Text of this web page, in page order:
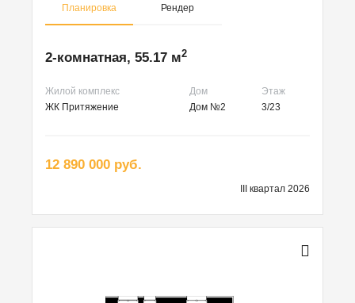
Планировка Рендер
2-комнатная, 55.17 м2
Жилой комплекс Дом
Этаж
ЖК Притяжение
Дом №2 3/23
12 890 000 руб.
III квартал 2026